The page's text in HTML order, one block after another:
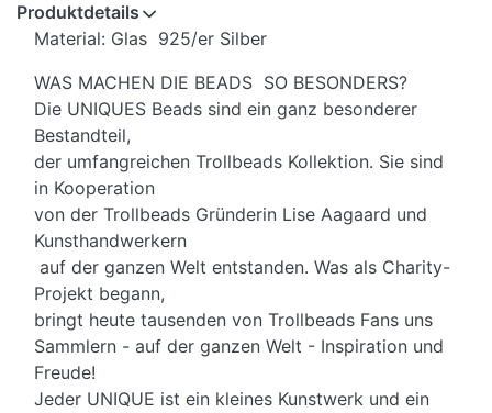
Produktdetails
Material: Glas 925/er Silber
WAS MACHEN DIE BEADS SO BESONDERS?
Die UNIQUES Beads sind ein ganz besonderer
Bestandteil,
der umfangreichen Trollbeads Kollektion. Sie sind
in Kooperation
von der Trollbeads Gründerin Lise Aagaard und
Kunsthandwerkern
auf der ganzen Welt entstanden. Was als Charity-
Projekt begann,
bringt heute tausenden von Trollbeads Fans uns
Sammlern - auf der ganzen Welt - Inspiration und
Freude!
Jeder UNIQUE ist ein kleines Kunstwerk und ein